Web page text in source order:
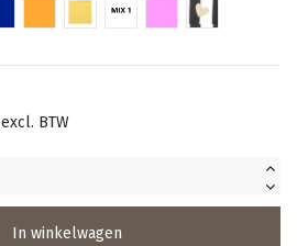
Geel Mix 1 Roos Hartjes
excl. BTW
In winkelwagen